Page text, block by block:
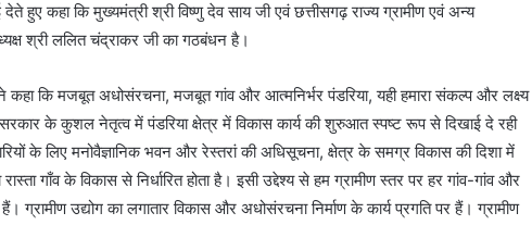
देते हुए कहा कि मुख्यमंत्री श्री विष्णु देव साय जी एवं छत्तीसगढ़ राज्य ग्रामीण एवं अन्य
श्री ललित चंद्राकर जी का गठबंधन है।
कहा कि मजबूत अधोसंरचना, मजबूत गांव और आत्मनिर्भर पंडरिया, यही हमारा संकल्प और लक्ष्य
के कुशल नेतृत्व में पंडरिया क्षेत्र में विकास कार्य की शुरुआत स्पष्ट रूप से दिखाई दे रही
के लिए मनोवैज्ञानिक भवन और रेस्तरां की अधिसूचना, क्षेत्र के समग्र विकास की दिशा में
गाँव के विकास से निर्धारित होता है। इसी उद्देश्य से हम ग्रामीण स्तर पर हर गांव-गांव और
ग्रामीण उद्योग का लगातार विकास और अधोसंरचना निर्माण के कार्य प्रगति पर हैं। ग्रामीण